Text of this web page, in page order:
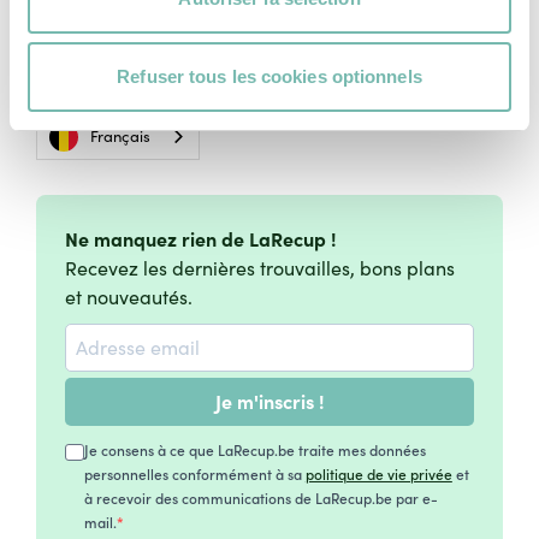
Refuser tous les cookies optionnels
Charte Cookies
Conditions Générales d'Utilisation
Français
Ne manquez rien de LaRecup !
Recevez les dernières trouvailles, bons plans
et nouveautés.
Je m'inscris !
Je consens à ce que LaRecup.be traite mes données
personnelles conformément à sapolitique de vie privéeet
à recevoir des communications de LaRecup.be par e-
mail.